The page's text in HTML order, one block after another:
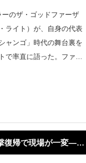
のザ・ゴッドファーザ
ライト）が、自身の代表
ャンゴ」時代の舞台裏を
で率直に語った。ファン
復帰で現場が一変―